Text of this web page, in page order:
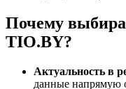
Почему
TIO.BY?
Актуальность в
данные напрямую